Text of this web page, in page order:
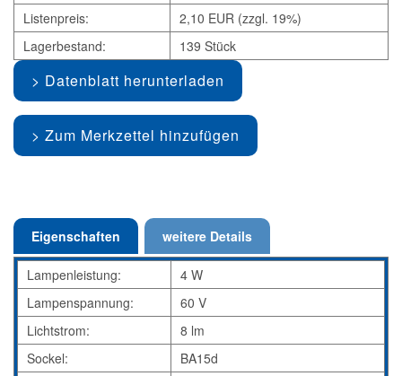
Listenpreis:
2,10 EUR (zzgl. 19%)
Lagerbestand:
139 Stück
Datenblatt herunterladen
Zum Merkzettel hinzufügen
Eigenschaften weitere Details
Lampenleistung:
4 W
Lampenspannung:
60 V
Lichtstrom:
8 lm
Sockel:
BA15d